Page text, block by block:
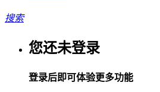
搜索
您还未登录
登录后即可体验更多功能